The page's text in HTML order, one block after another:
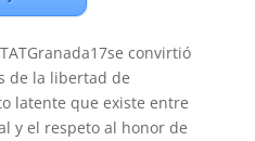
convirtió
de la libertad de
latente que existe entre
y el respeto al honor de